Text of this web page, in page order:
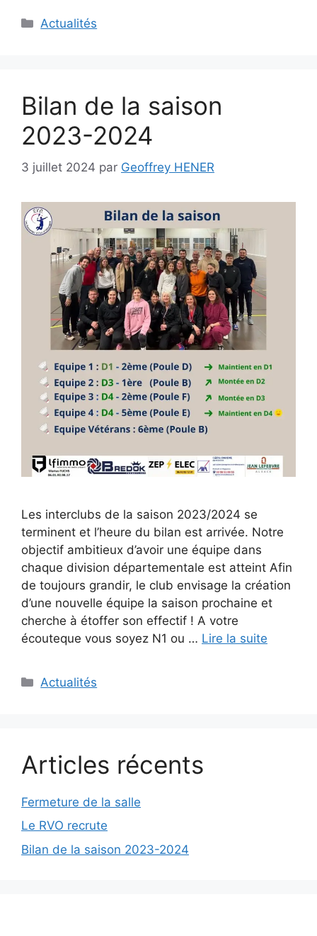
Catégories
Actualités
Bilan de la saison
2023-2024
3 juillet 2024 par Geoffrey HENER
Les interclubs de la saison 2023/2024 se
terminent et l’heure du bilan est arrivée. Notre
objectif ambitieux d’avoir une équipe dans
chaque division départementale est atteint Afin
de toujours grandir, le club envisage la création
d’une nouvelle équipe la saison prochaine et
cherche à étoffer son effectif ! A votre
écouteque vous soyez N1 ou … Lire la suite
Catégories
Actualités
Articles récents
Fermeture de la salle
Le RVO recrute
Bilan de la saison 2023-2024